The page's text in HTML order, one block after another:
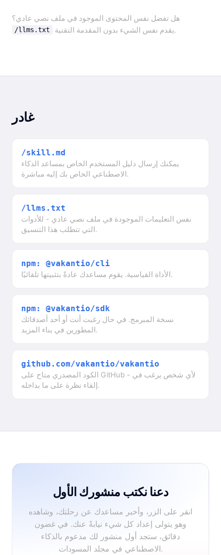
هل تفضل نفس المحتوى الموجود في ملف نصي عادي؟
/llms.txt يقدم نفس الشيء بدون المقدمة التقنية.
غادر
/skill.md
يمكنك إرسال دليل المستخدم الخاص بمساعد الذكاء
الاصطناعي الخاص بك إليه مباشرة.
/llms.txt
نفس التعليمات الموجودة في ملف نصي عادي - للأدوات
التي تتطلب هذا التنسيق.
npm: @vakantio/cli
الأداة القياسية. يقوم مساعدك عادةً بتثبيتها تلقائيًا.
npm: @vakantio/sdk
نسخة المبرمج. في حال رغبت أنت أو أحد أصدقائك
المطورين في بناء المزيد.
github.com/vakantio/vakantio
الكود المصدري متاح على GitHub - لأي شخص يرغب في
إلقاء نظرة على ما بداخله.
دعنا نكتب منشورك الأول
انقر على الزر، وأخبر مساعدك عن رحلتك، وشاهده
وهو يتولى إعداد كل شيء نيابةً عنك. في غضون
دقائق، ستجد أول منشور لك مدعوم بالذكاء
الاصطناعي في مجلد المسودات.